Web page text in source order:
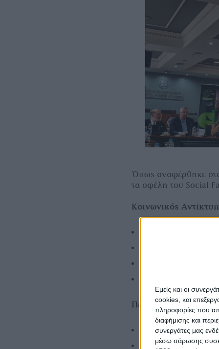
Εμείς και οι
cookies, και
πληροφορίες που
διαφήμισης και
συνεργάτες μας
μέσω σάρωσης
Όπως αναφέρθηκε
τα οφέλη του Social
Κοινωνικός
Πιστοποίηση και
Περιβαλλοντικός
Προώθηση
Δημιουργία